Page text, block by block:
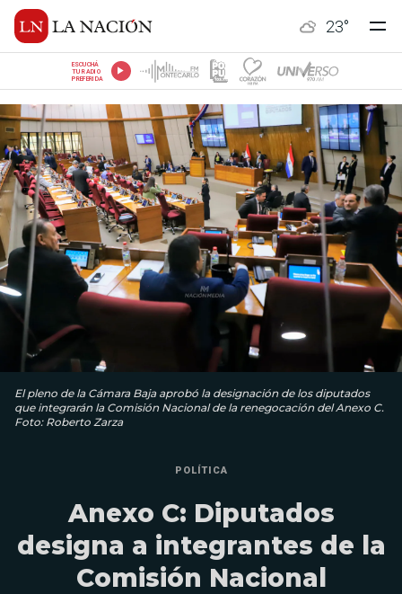
23°
ESCUCHÁ
TU RADIO
PREFERIDA
El pleno de la Cámara Baja aprobó la designación de los diputados
que integrarán la Comisión Nacional de la renegocación del Anexo C.
Foto: Roberto Zarza
POLÍTICA
Anexo C: Diputados
designa a integrantes de la
Comisión Nacional